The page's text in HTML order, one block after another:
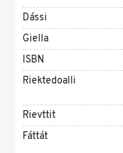
Dássi
Giella
ISBN
Riektedoalli
Rievttit
Fáttát